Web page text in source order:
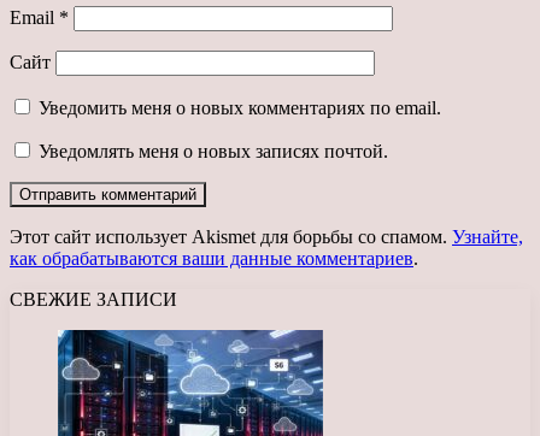
Email *
Сайт
Уведомить меня о новых комментариях по email.
Уведомлять меня о новых записях почтой.
Этот сайт использует Akismet для борьбы со спамом. Узнайте,
как обрабатываются ваши данные комментариев.
СВЕЖИЕ ЗАПИСИ